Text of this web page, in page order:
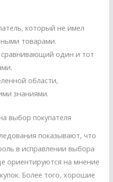
который не имел
товарами.
один и тот
области,
знаниями.
выбор покупателя
показывают, что
в исправлении выбора
ориентируются на мнение
Более того, хорошие